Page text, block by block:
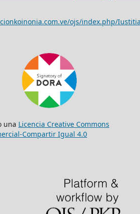
ojs/index.php/
una Licencia Creative Commons
Compartir Igual 4.0